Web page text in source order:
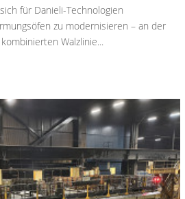
für Danieli-Technologien
zu modernisieren – an der
Walzlinie...